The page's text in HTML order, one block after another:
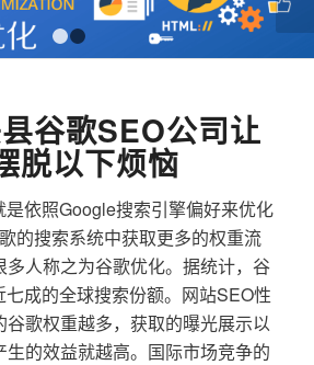
谷歌SEO公司让
脱以下烦恼
依照Google搜索引擎偏好来优化
的搜索系统中获取更多的权重流
多人称之为谷歌优化。据统计，谷
成的全球搜索份额。网站SEO性
谷歌权重越多，获取的曝光展示以
生的效益就越高。国际市场竞争的